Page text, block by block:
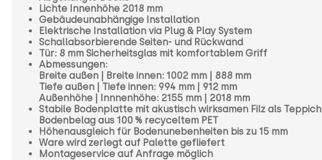
Lichte Innenhöhe 2018 mm
Gebäudeunabhängige Installation
Elektrische Installation via Plug & Play System
Schallabsorbierende Seiten- und Rückwand
Tür: 8 mm Sicherheitsglas mit komfortablem Griff
Abmessungen:
Breite außen | Breite innen: 1002 mm | 888 mm
Tiefe außen | Tiefe innen: 994 mm | 912 mm
Außenhöhe | Innnenhöhe: 2155 mm | 2018 mm
Stabile Bodenplatte mit akustisch wirksamen Filz als Teppich
Bodenbelag aus 100 % recyceltem PET
Höhenausgleich für Bodenunebenheiten bis zu 15 mm
Ware wird zerlegt auf Palette gefliefert
Montageservice auf Anfrage möglich